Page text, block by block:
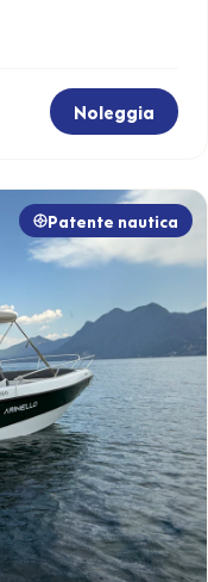
Noleggia
Patente nautica